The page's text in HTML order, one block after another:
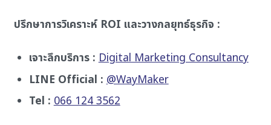
ปรึกษาการวิเคราะห์ ROI และวางกลยุทธ์ธุรกิจ :
เจาะลึกบริการ : Digital Marketing Consultancy
LINE Official : @WayMaker
Tel : 066 124 3562